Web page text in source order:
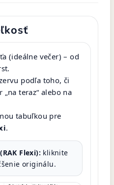
(ideálne večer) – od
podľa toho, či
teraz“ alebo na
tabuľkou pre
.
Flexi): kliknite
originálu.